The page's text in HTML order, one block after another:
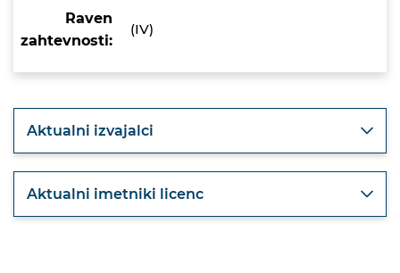
Raven
zahtevnosti:
(IV)
Aktualni izvajalci
Aktualni imetniki licenc